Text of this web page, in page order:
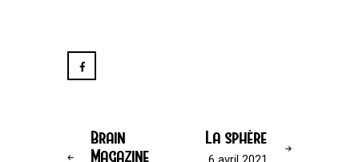
Brain
Magazine
La sphère